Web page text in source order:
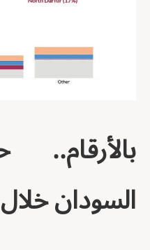
السودان خلال